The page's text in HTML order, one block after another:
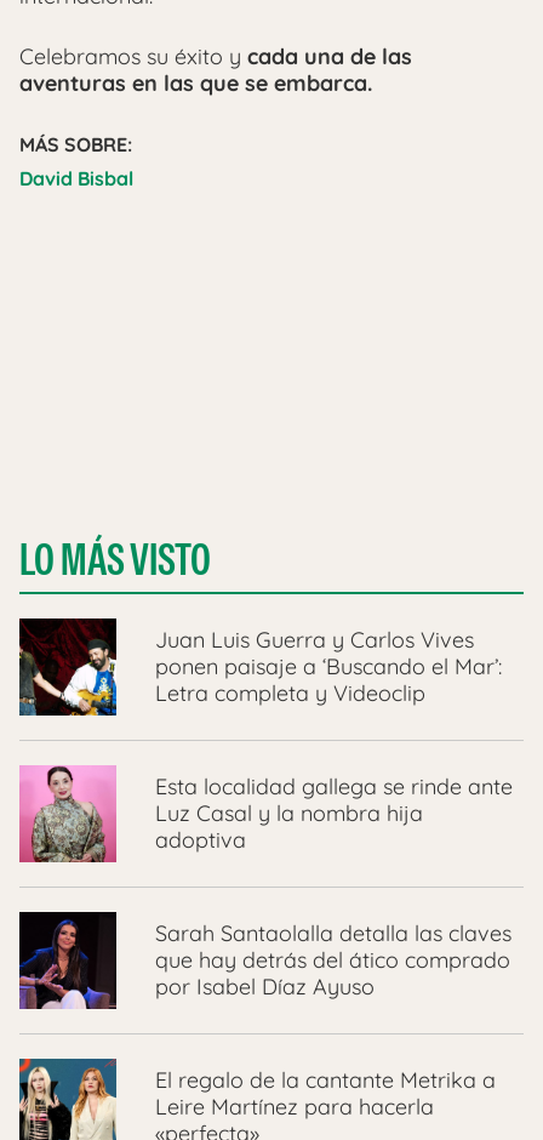
Celebramos su éxito y cada una de las
aventuras en las que se embarca.
MÁS SOBRE:
David Bisbal
LO MÁS VISTO
Juan Luis Guerra y Carlos Vives
ponen paisaje a ‘Buscando el Mar’:
Letra completa y Videoclip
Esta localidad gallega se rinde ante
Luz Casal y la nombra hija
adoptiva
Sarah Santaolalla detalla las claves
que hay detrás del ático comprado
por Isabel Díaz Ayuso
El regalo de la cantante Metrika a
Leire Martínez para hacerla
«perfecta»